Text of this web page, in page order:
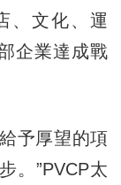
、文化、運
企業達成戰
予厚望的項
。”PVCP太